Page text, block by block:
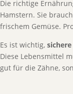
Die richtige
Hamstern. Sie
frischem Gemüse.
Es ist wichtig,
Diese Lebensmittel
gut für die Zähne,